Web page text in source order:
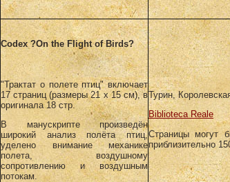
Codex ?On the Flight of Birds?
"Трактат о полете птиц" включает
17 страниц (размеры 21 x 15 см), в
оригинала 18 стр.
В манускрипте произведён
широкий анализ полёта птиц,
уделено внимание механике
полета, воздушному
сопротивлению и воздушным
потокам.
Турин,
Biblioteca Reale
Страницы могут
приблизительно